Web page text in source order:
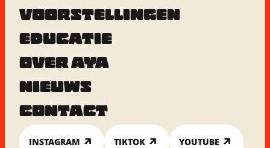
VOORSTELLINGEN
EDUCATIE
OVER AYA
NIEUWS
CONTACT
INSTAGRAM TIKTOK YOUTUBE